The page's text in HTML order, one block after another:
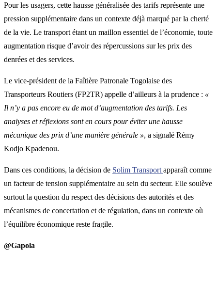
Pour les usagers, cette hausse généralisée des tarifs représente une
pression supplémentaire dans un contexte déjà marqué par la cherté
de la vie. Le transport étant un maillon essentiel de l’économie, toute
augmentation risque d’avoir des répercussions sur les prix des
denrées et des services.
Le vice-président de la Faîtière Patronale Togolaise des
Transporteurs Routiers (FP2TR) appelle d’ailleurs à la prudence : «
Il n’y a pas encore eu de mot d’augmentation des tarifs. Les
analyses et réflexions sont en cours pour éviter une hausse
mécanique des prix d’une manière générale », a signalé Rémy
Kodjo Kpadenou.
Dans ces conditions, la décision de Solim Transport apparaît comme
un facteur de tension supplémentaire au sein du secteur. Elle soulève
surtout la question du respect des décisions des autorités et des
mécanismes de concertation et de régulation, dans un contexte où
l’équilibre économique reste fragile.
@Gapola